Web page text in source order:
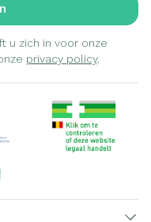
u zich in voor onze
privacy policy.